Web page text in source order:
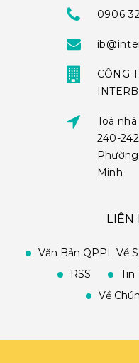
0906
CÔNG
Toà
240-
Minh
LIÊN
Văn Bản QPPL Về
RSS
Tin
Về